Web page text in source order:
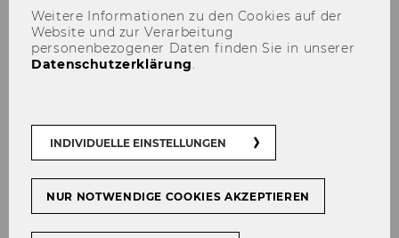
Weitere Informationen zu den Cookies auf der
Website und zur Verarbeitung
personenbezogener Daten finden Sie in unserer
Datenschutzerklärung.
INDIVIDUELLE EINSTELLUNGEN
NUR NOTWENDIGE COOKIES AKZEPTIEREN